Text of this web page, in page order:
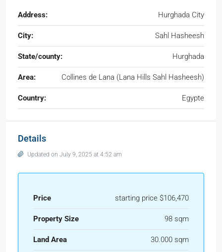
Address: Hurghada City
City: Sahl Hasheesh
State/county: Hurghada
Area: Collines de Lana (Lana Hills Sahl Hasheesh)
Country: Egypte
Details
Updated on July 9, 2025 at 4:52 am
Price starting price $106,470
Property Size 98 sqm
Land Area 30.000 sqm